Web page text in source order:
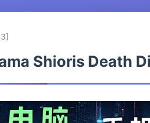
Shioris Death